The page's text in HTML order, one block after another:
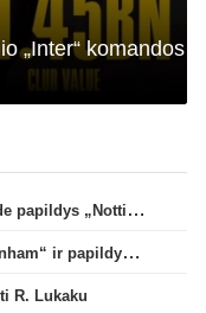
„Inter“ komandos
„Sporting“ klube atsiskleidęs O. Diomande papildys „Nottingham“ gretas
M. Solomonas po trijų metų paliks „Tottenham“ ir papildys „West Ham“ klubą
R. Lukaku